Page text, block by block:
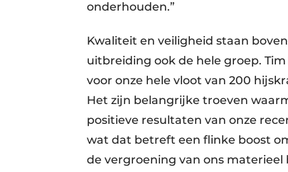
onderhouden.”
Kwaliteit en veiligheid staan
uitbreiding ook de hele groep.
voor onze hele vloot van 200
Het zijn belangrijke troeven
positieve resultaten van onze
wat dat betreft een flinke boost
de vergroening van ons